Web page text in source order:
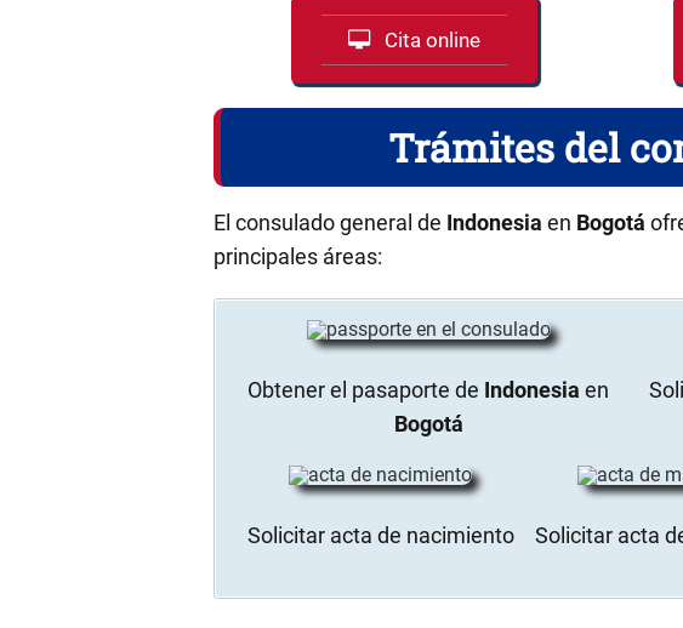
Cita online
Trámites del
El consulado general de Indonesia en Bogotá
principales áreas:
Obtener el pasaporte de Indonesia en
Bogotá
Solicitar acta de nacimiento Solicitar acta